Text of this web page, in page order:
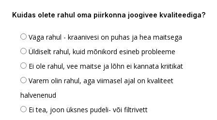
Kuidas olete rahul oma piirkonna joogivee kvaliteediga?
Väga rahul - kraanivesi on puhas ja hea maitsega
Üldiselt rahul, kuid mõnikord esineb probleeme
Ei ole rahul, vee maitse ja lõhn ei kannata kriitikat
Varem olin rahul, aga viimasel ajal on kvaliteet
halvenenud
Ei tea, joon üksnes pudeli- või filtrivett